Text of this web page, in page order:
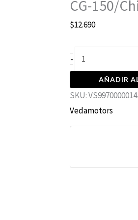
CG-150/
SKU:VS99700000141
Marca:Vedamotors